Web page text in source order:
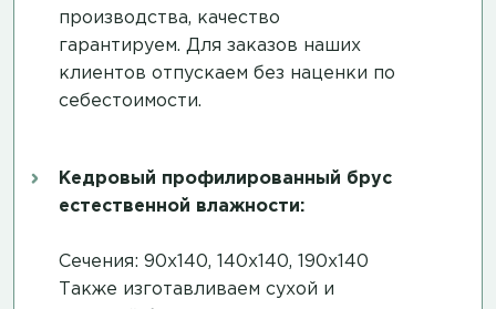
производства, качество
гарантируем. Для заказов наших
клиентов отпускаем без наценки по
себестоимости.
Кедровый профилированный брус
естественной влажности:
Сечения: 90х140, 140х140, 190х140
Также изготавливаем сухой и